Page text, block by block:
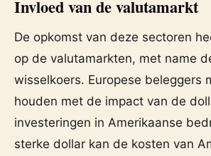
Invloed van de valutamarkt
De opkomst van deze sectoren
op de valutamarkten, met name
wisselkoers. Europese beleggers
houden met de impact van de
investeringen in Amerikaanse
sterke dollar kan de kosten van